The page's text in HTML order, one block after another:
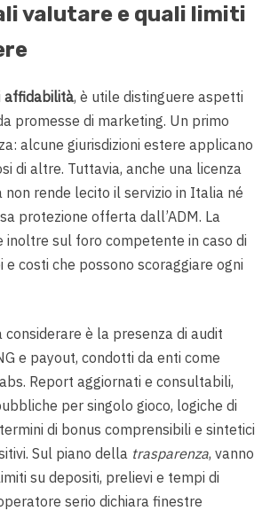
valutare e quali limiti
affidabilità, è utile distinguere aspetti
promesse di marketing. Un primo
alcune giurisdizioni estere applicano
di altre. Tuttavia, anche una licenza
non rende lecito il servizio in Italia né
protezione offerta dall’ADM. La
inoltre sul foro competente in caso di
e costi che possono scoraggiare ogni
è la presenza di audit
e payout, condotti da enti come
Report aggiornati e consultabili,
per singolo gioco, logiche di
di bonus comprensibili e sintetici
Sul piano della trasparenza, vanno
su depositi, prelievi e tempi di
serio dichiara finestre